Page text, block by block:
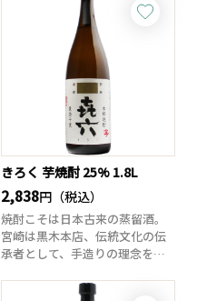
きろく 芋焼酎 25% 1.8L
2,838円（税込）
焼酎こそは日本古来の蒸留酒。
宮崎は黒木本店、伝統文化の伝
承者として、手造りの理念を徹